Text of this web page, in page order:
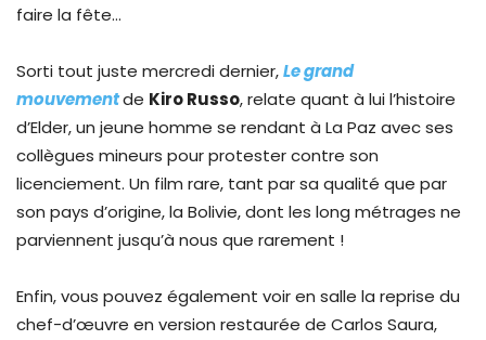
faire la fête…
Sorti tout juste mercredi dernier,Le grand
mouvementde Kiro Russo, relate quant à lui l’histoire
d’Elder, un jeune homme se rendant à La Paz avec ses
collègues mineurs pour protester contre son
licenciement. Un film rare, tant par sa qualité que par
son pays d’origine, la Bolivie, dont les long métrages ne
parviennent jusqu’à nous que rarement !
Enfin, vous pouvez également voir en salle la reprise du
chef-d’œuvre en version restaurée de Carlos Saura,